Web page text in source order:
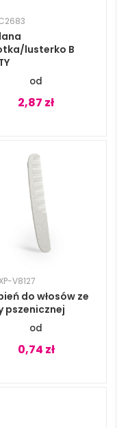
lusterko B
2,87 zł
V8127
do włosów ze
pszenicznej
0,74 zł